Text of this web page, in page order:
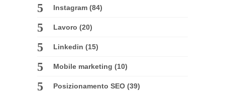
Instagram (84)
Lavoro (20)
Linkedin (15)
Mobile marketing (10)
Posizionamento SEO (39)